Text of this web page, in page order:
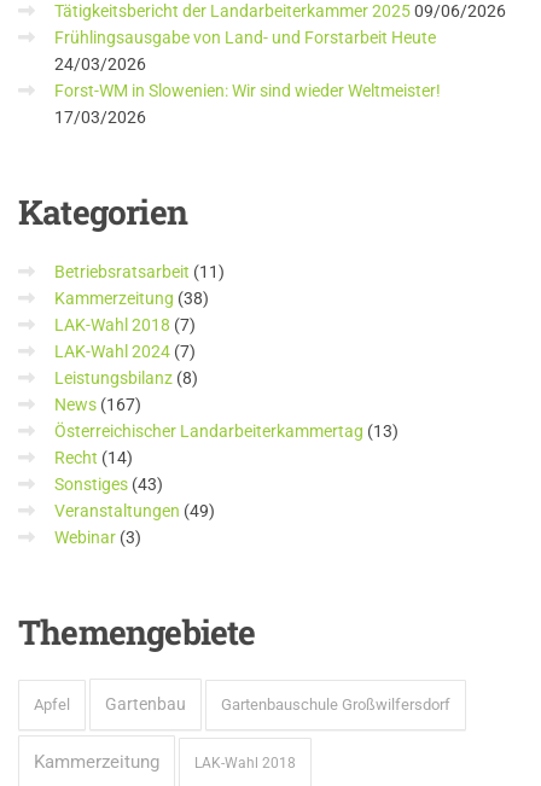
Tätigkeitsbericht der Landarbeiterkammer 202509/06/2026
Frühlingsausgabe von Land- und Forstarbeit Heute
24/03/2026
Forst-WM in Slowenien: Wir sind wieder Weltmeister!
17/03/2026
Kategorien
Betriebsratsarbeit (11)
Kammerzeitung (38)
LAK-Wahl 2018 (7)
LAK-Wahl 2024 (7)
Leistungsbilanz (8)
News (167)
Österreichischer Landarbeiterkammertag (13)
Recht (14)
Sonstiges (43)
Veranstaltungen (49)
Webinar (3)
Themengebiete
Apfel Gartenbau Gartenbauschule Großwilfersdorf
Kammerzeitung LAK-Wahl 2018